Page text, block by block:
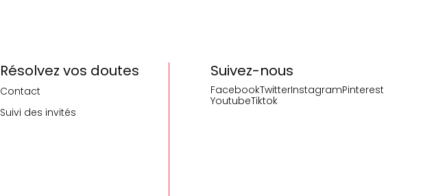
Suivez-nous
FacebookTwitterInstagramPinterest
YoutubeTiktok
Résolvez vos doutes
Contact
Suivi des invités